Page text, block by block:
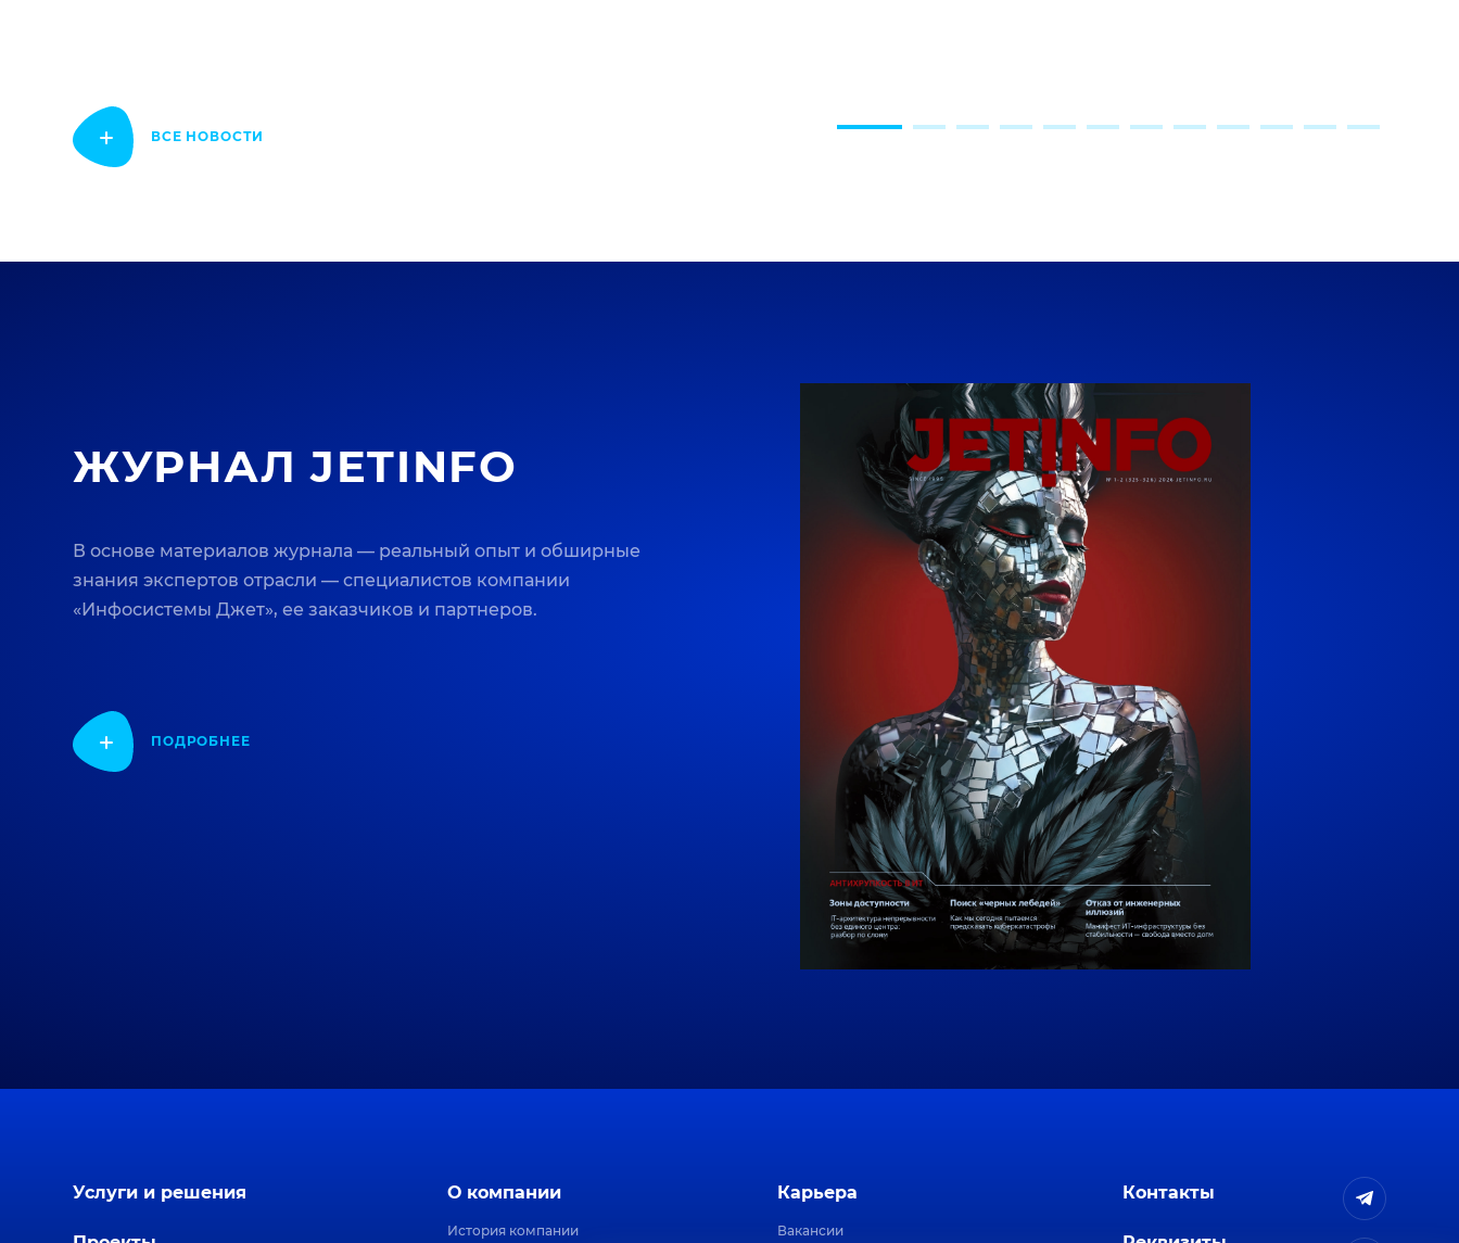
ВСЕ НОВОСТИ
ЖУРНАЛ JETINFO
В основе материалов журнала — реальный опыт и обширные
знания экспертов отрасли — специалистов компании
«Инфосистемы Джет», ее заказчиков и партнеров.
ПОДРОБНЕЕ
Услуги и решения О компании
История компании
Карьера
Вакансии
Контакты